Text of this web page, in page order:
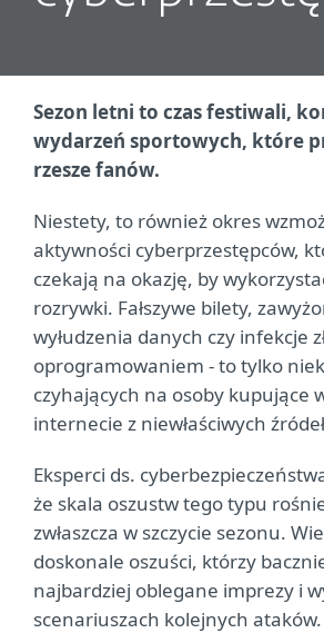
Sezon letni to czas festiwali,
wydarzeń sportowych, które
rzesze fanów.
Niestety, to również okres
aktywności cyberprzestępców,
czekają na okazję, by
rozrywki. Fałszywe bilety,
wyłudzenia danych czy infekcje
oprogramowaniem - to tylko
czyhających na osoby kupujące
internecie z niewłaściwych
Eksperci ds.
że skala oszustw tego typu
zwłaszcza w szczycie sezonu.
doskonale oszuści, którzy
najbardziej oblegane imprezy i
scenariuszach kolejnych